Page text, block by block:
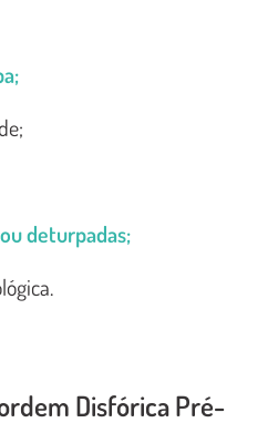
deturpadas;
Disfórica Pré-